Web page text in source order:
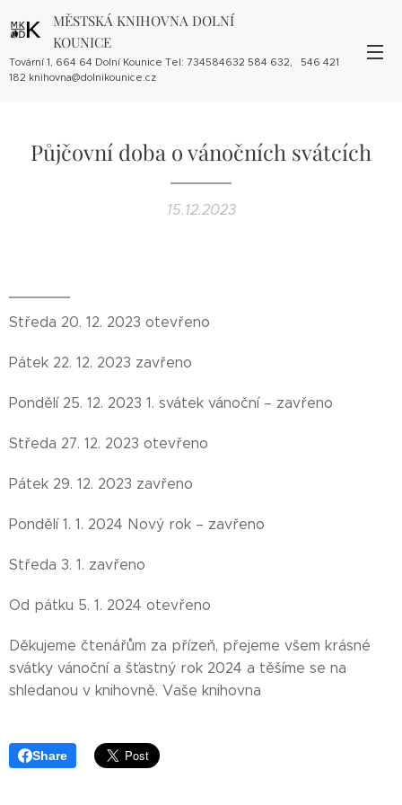
MĚSTSKÁ KNIHOVNA DOLNÍ
KOUNICE
Tovární 1, 664 64 Dolní Kounice Tel: 734584632 584 632, 546 421
182 knihovna@dolnikounice.cz
Půjčovní doba o vánočních svátcích
15.12.2023
Středa 20. 12. 2023 otevřeno
Pátek 22. 12. 2023 zavřeno
Pondělí 25. 12. 2023 1. svátek vánoční – zavřeno
Středa 27. 12. 2023 otevřeno
Pátek 29. 12. 2023 zavřeno
Pondělí 1. 1. 2024 Nový rok – zavřeno
Středa 3. 1. zavřeno
Od pátku 5. 1. 2024 otevřeno
Děkujeme čtenářům za přízeň, přejeme všem krásné
svátky vánoční a šťastný rok 2024 a těšíme se na
shledanou v knihovně. Vaše knihovna
Share